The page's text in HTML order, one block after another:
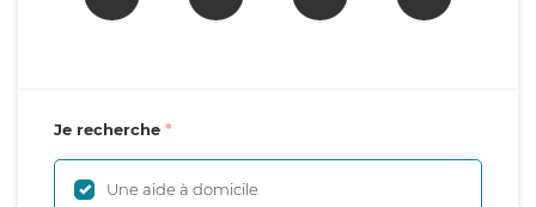
Je recherche
Une aide à domicile